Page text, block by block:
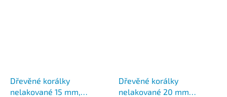
Dřevěné korálky
nelakované 15 mm,
Dřevěné korálky
nelakované 20 mm